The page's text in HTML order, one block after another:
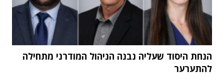
הנחת היסוד שעליה נבנה הניהול המודרני מתחילה
להתערער